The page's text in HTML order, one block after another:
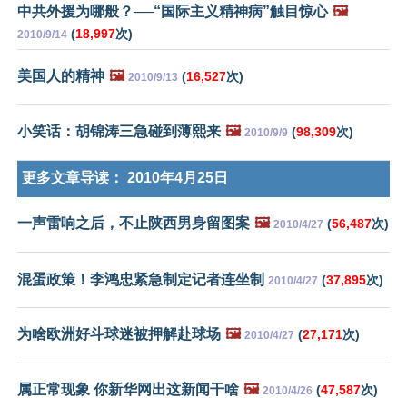
中共外援为哪般？──“国际主义精神病”触目惊心 🖼️
2010/9/14 (18,997次)
美国人的精神 🖼️ 2010/9/13 (16,527次)
小笑话：胡锦涛三急碰到薄熙来 🖼️ 2010/9/9 (98,309次)
更多文章导读： 2010年4月25日
一声雷响之后，不止陕西男身留图案 🖼️ 2010/4/27 (56,487次)
混蛋政策！李鸿忠紧急制定记者连坐制 2010/4/27 (37,895次)
为啥欧洲好斗球迷被押解赴球场 🖼️ 2010/4/27 (27,171次)
属正常现象 你新华网出这新闻干啥 🖼️ 2010/4/26 (47,587次)